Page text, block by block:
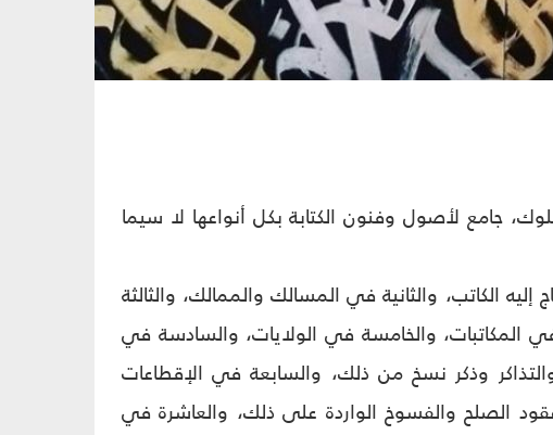
جامع لأصول وفنون الكتابة بكل أنواعها لا سيما
الكاتب، والثانية في المسالك والممالك، والثالثة
في المكاتبات، والخامسة في الولايات، والسادسة في
وذكر نسخ من ذلك، والسابعة في الإقطاعات
الصلح والفسوخ الواردة على ذلك، والعاشرة في